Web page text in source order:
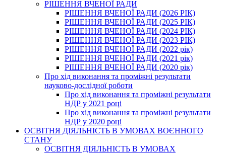
РІШЕННЯ ВЧЕНОЇ РАДИ
РІШЕННЯ ВЧЕНОЇ РАДИ (2026 РІК)
РІШЕННЯ ВЧЕНОЇ РАДИ (2025 РІК)
РІШЕННЯ ВЧЕНОЇ РАДИ (2024 РІК)
РІШЕННЯ ВЧЕНОЇ РАДИ (2023 РІК)
РІШЕННЯ ВЧЕНОЇ РАДИ (2022 рік)
РІШЕННЯ ВЧЕНОЇ РАДИ (2021 рік)
РІШЕННЯ ВЧЕНОЇ РАДИ (2020 рік)
Про хід виконання та проміжні результати
науково-дослідної роботи
Про хід виконання та проміжні результати
НДР у 2021 році
Про хід виконання та проміжні результати
НДР у 2020 році
ОСВІТНЯ ДІЯЛЬНІСТЬ В УМОВАХ ВОЄННОГО
СТАНУ
ОСВІТНЯ ДІЯЛЬНІСТЬ В УМОВАХ